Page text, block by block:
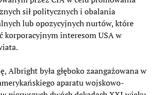
sił politycznych i obalania
lub opozycyjnych nurtów, które
korporacyjnym interesom USA w
Albright była głęboko zaangażowana w
aparatu wojskowo-